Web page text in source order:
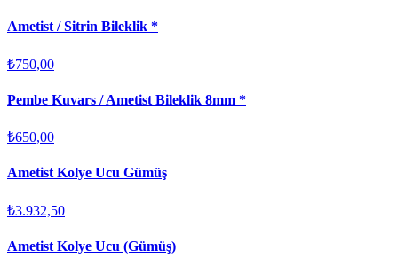
Ametist / Sitrin Bileklik *
₺750,00
Pembe Kuvars / Ametist Bileklik 8mm *
₺650,00
Ametist Kolye Ucu Gümüş
₺3.932,50
Ametist Kolye Ucu (Gümüş)